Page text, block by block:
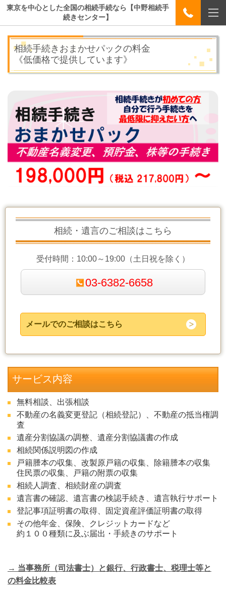
東京を中心とした全国の相続手続なら【中野相続手
続きセンター】
相続手続きおまかせパックの料金
《低価格で提供しています》
相続・遺言のご相談はこちら
受付時間：10:00～19:00（土日祝を除く）
03-6382-6658
メールでのご相談はこちら
サービス内容
無料相談、出張相談
不動産の名義変更登記（相続登記）、不動産の抵当権調
査
遺産分割協議の調整、遺産分割協議書の作成
相続関係説明図の作成
戸籍謄本の収集、改製原戸籍の収集、除籍謄本の収集
住民票の収集、戸籍の附票の収集
相続人調査、相続財産の調査
遺言書の確認、遺言書の検認手続き、遺言執行サポート
登記事項証明書の取得、固定資産評価証明書の取得
その他年金、保険、クレジットカードなど
約１００種類に及ぶ届出・手続きのサポート
→ 当事務所（司法書士）と銀行、行政書士、税理士等と
の料金比較表